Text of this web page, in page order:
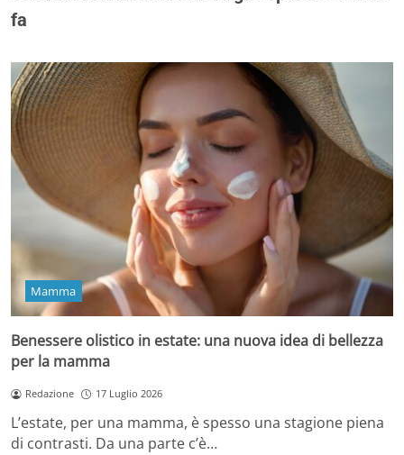
fa
Mamma
Benessere olistico in estate: una nuova idea di bellezza
per la mamma
Redazione 17 Luglio 2026
L’estate, per una mamma, è spesso una stagione piena
di contrasti. Da una parte c’è…